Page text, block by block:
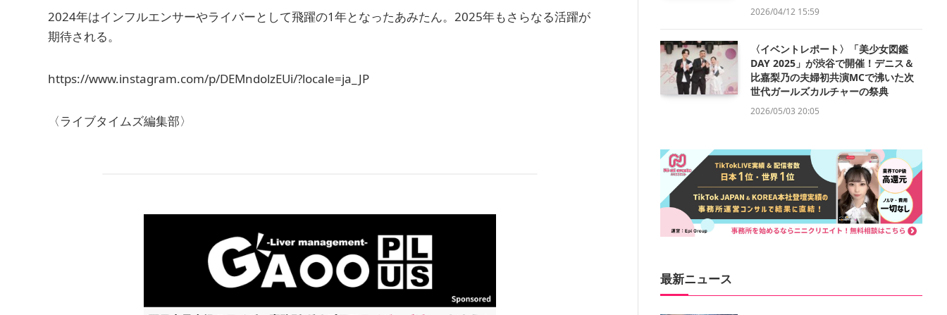
2024年はインフルエンサーやライバーとして飛躍の1年となったあみたん。2025年もさらなる活躍が
期待される。
https://www.instagram.com/p/DEMndolzEUi/?locale=ja_JP
〈ライブタイムズ編集部〉
2026/04/12 15:59
〈イベントレポート〉「美少女図鑑
DAY 2025」が渋谷で開催！デニス＆
比嘉梨乃の夫婦初共演MCで沸いた次
世代ガールズカルチャーの祭典
2026/05/03 20:05
最新ニュース